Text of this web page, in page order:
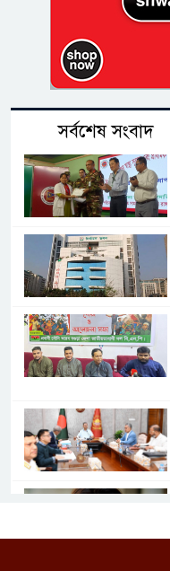
সর্বশেষ সংবাদ